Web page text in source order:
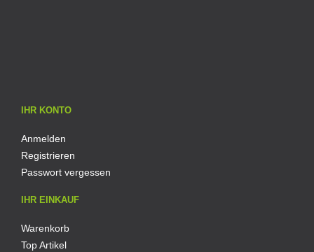
IHR KONTO
Anmelden
Registrieren
Passwort vergessen
IHR EINKAUF
Warenkorb
Top Artikel